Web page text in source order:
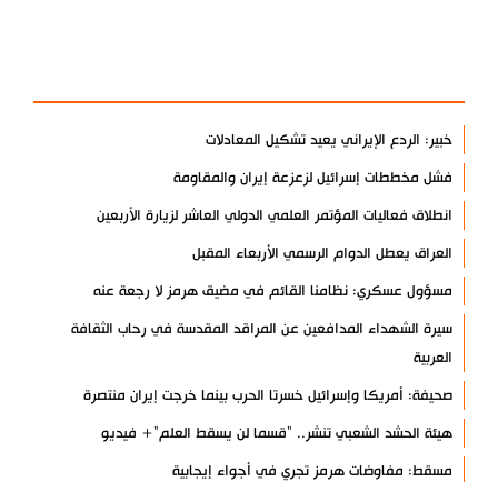
خبير: الردع الإيراني يعيد تشكيل المعادلات
فشل مخططات إسرائيل لزعزعة إيران والمقاومة
انطلاق فعاليات المؤتمر العلمي الدولي العاشر لزيارة الأربعين
العراق يعطل الدوام الرسمي الأربعاء المقبل
مسؤول عسكري: نظامنا القائم في مضيق هرمز لا رجعة عنه
سيرة الشهداء المدافعين عن المراقد المقدسة في رحاب الثقافة
العربية
صحيفة: أمريكا وإسرائيل خسرتا الحرب بينما خرجت إيران منتصرة
هيئة الحشد الشعبي تنشر.. "قسما لن يسقط العلم"+ فيديو
مسقط: مفاوضات هرمز تجري في أجواء إيجابية